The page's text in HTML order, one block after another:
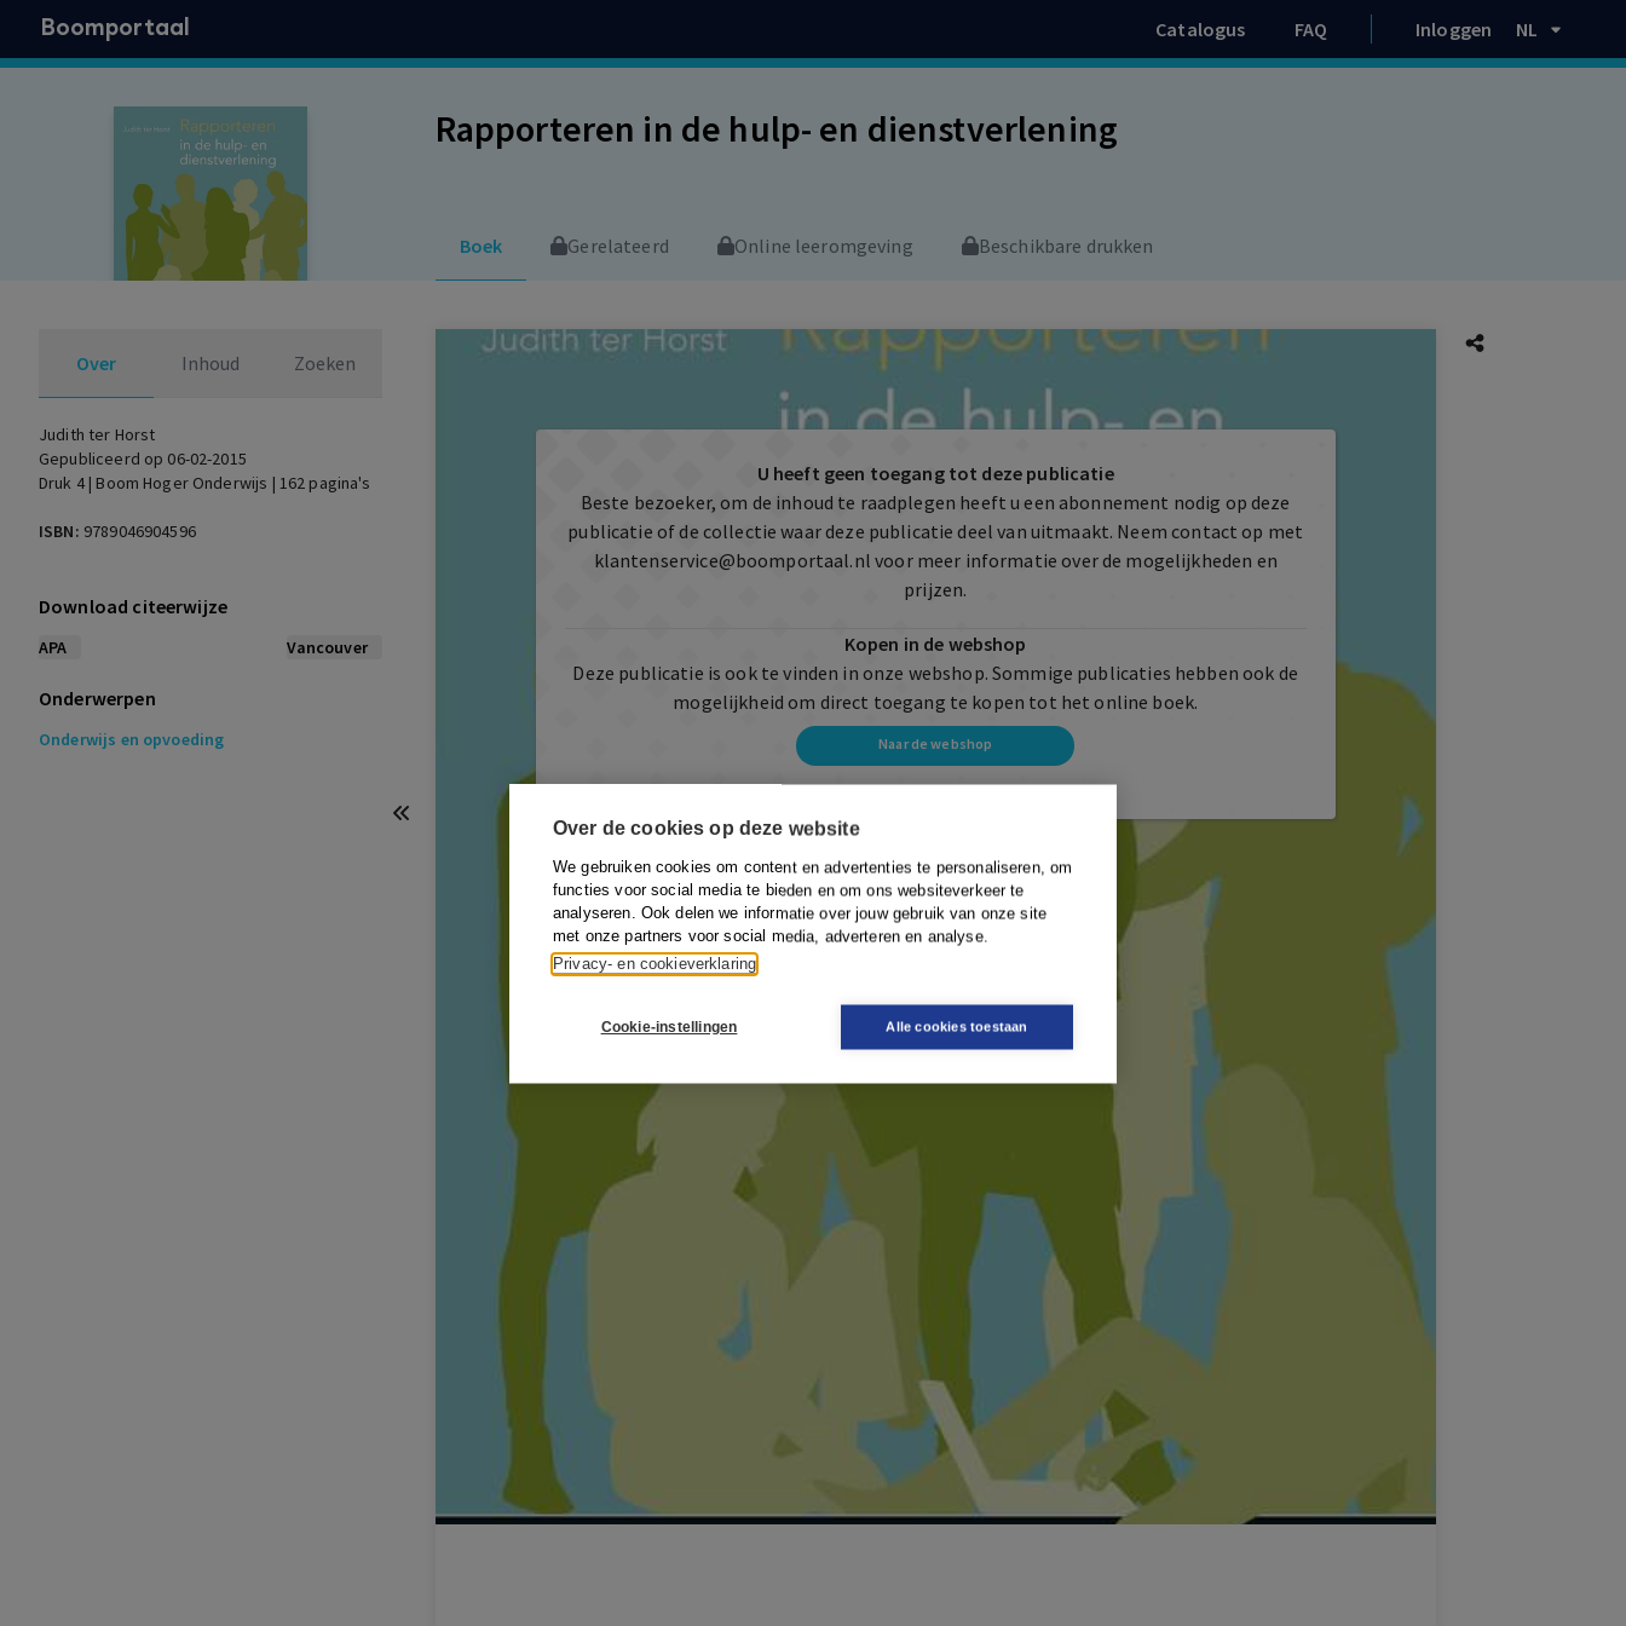
Over de cookies op deze website
We gebruiken cookies om content en advertenties te personaliseren, om
functies voor social media te bieden en om ons websiteverkeer te
analyseren. Ook delen we informatie over jouw gebruik van onze site
met onze partners voor social media, adverteren en analyse.
Privacy- en cookieverklaring
Cookie-instellingen Alle cookies toestaan
Boomportaal Catalogus FAQ Inloggen NL
Rapporteren in de hulp- en dienstverlening
Boek Gerelateerd Online leeromgeving Beschikbare drukken
Over Inhoud Zoeken
Judith ter Horst
Gepubliceerd op 06-02-2015
Druk 4 | Boom Hoger Onderwijs | 162 pagina's
ISBN: 9789046904596
Download citeerwijze
APA Vancouver
Onderwerpen
Onderwijs en opvoeding
U heeft geen toegang tot deze publicatie
Beste bezoeker, om de inhoud te raadplegen heeft u een abonnement nodig op deze
publicatie of de collectie waar deze publicatie deel van uitmaakt. Neem contact op met
klantenservice@boomportaal.nl voor meer informatie over de mogelijkheden en
prijzen.
Kopen in de webshop
Deze publicatie is ook te vinden in onze webshop. Sommige publicaties hebben ook de
mogelijkheid om direct toegang te kopen tot het online boek.
Naar de webshop